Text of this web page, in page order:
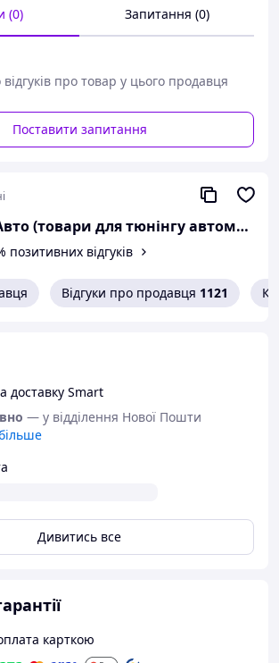
(0) Запитання (0)
про товар у цього продавця
Поставити запитання
СвітАвто (товари для тюнінгу автомобілів ВАЗ)
позитивних відгуків
Відгуки про продавця 1121
доставку Smart
— у відділення Нової Пошти
Дивитись все
карткою